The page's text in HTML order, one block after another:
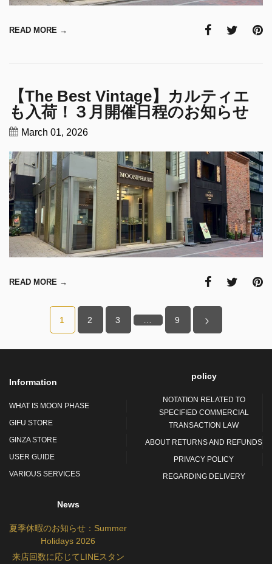
READ MORE →
【The Best Vintage】カルティエ
も入荷！３月開催日程のお知らせ
March 01, 2026
READ MORE →
1 2 3 … 9
Information
WHAT IS MOON PHASE
GIFU STORE
GINZA STORE
USER GUIDE
VARIOUS SERVICES
policy
NOTATION RELATED TO
SPECIFIED COMMERCIAL
TRANSACTION LAW
ABOUT RETURNS AND REFUNDS
PRIVACY POLICY
REGARDING DELIVERY
News
夏季休暇のお知らせ：Summer
Holidays 2026
来店回数に応じてLINEスタン